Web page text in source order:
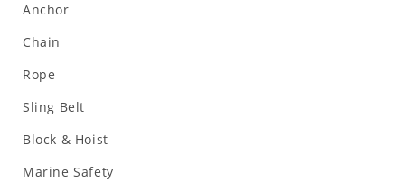
Anchor
Chain
Rope
Sling Belt
Block & Hoist
Marine Safety